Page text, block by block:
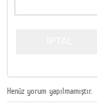
Henüz yorum yapılmamıştır.